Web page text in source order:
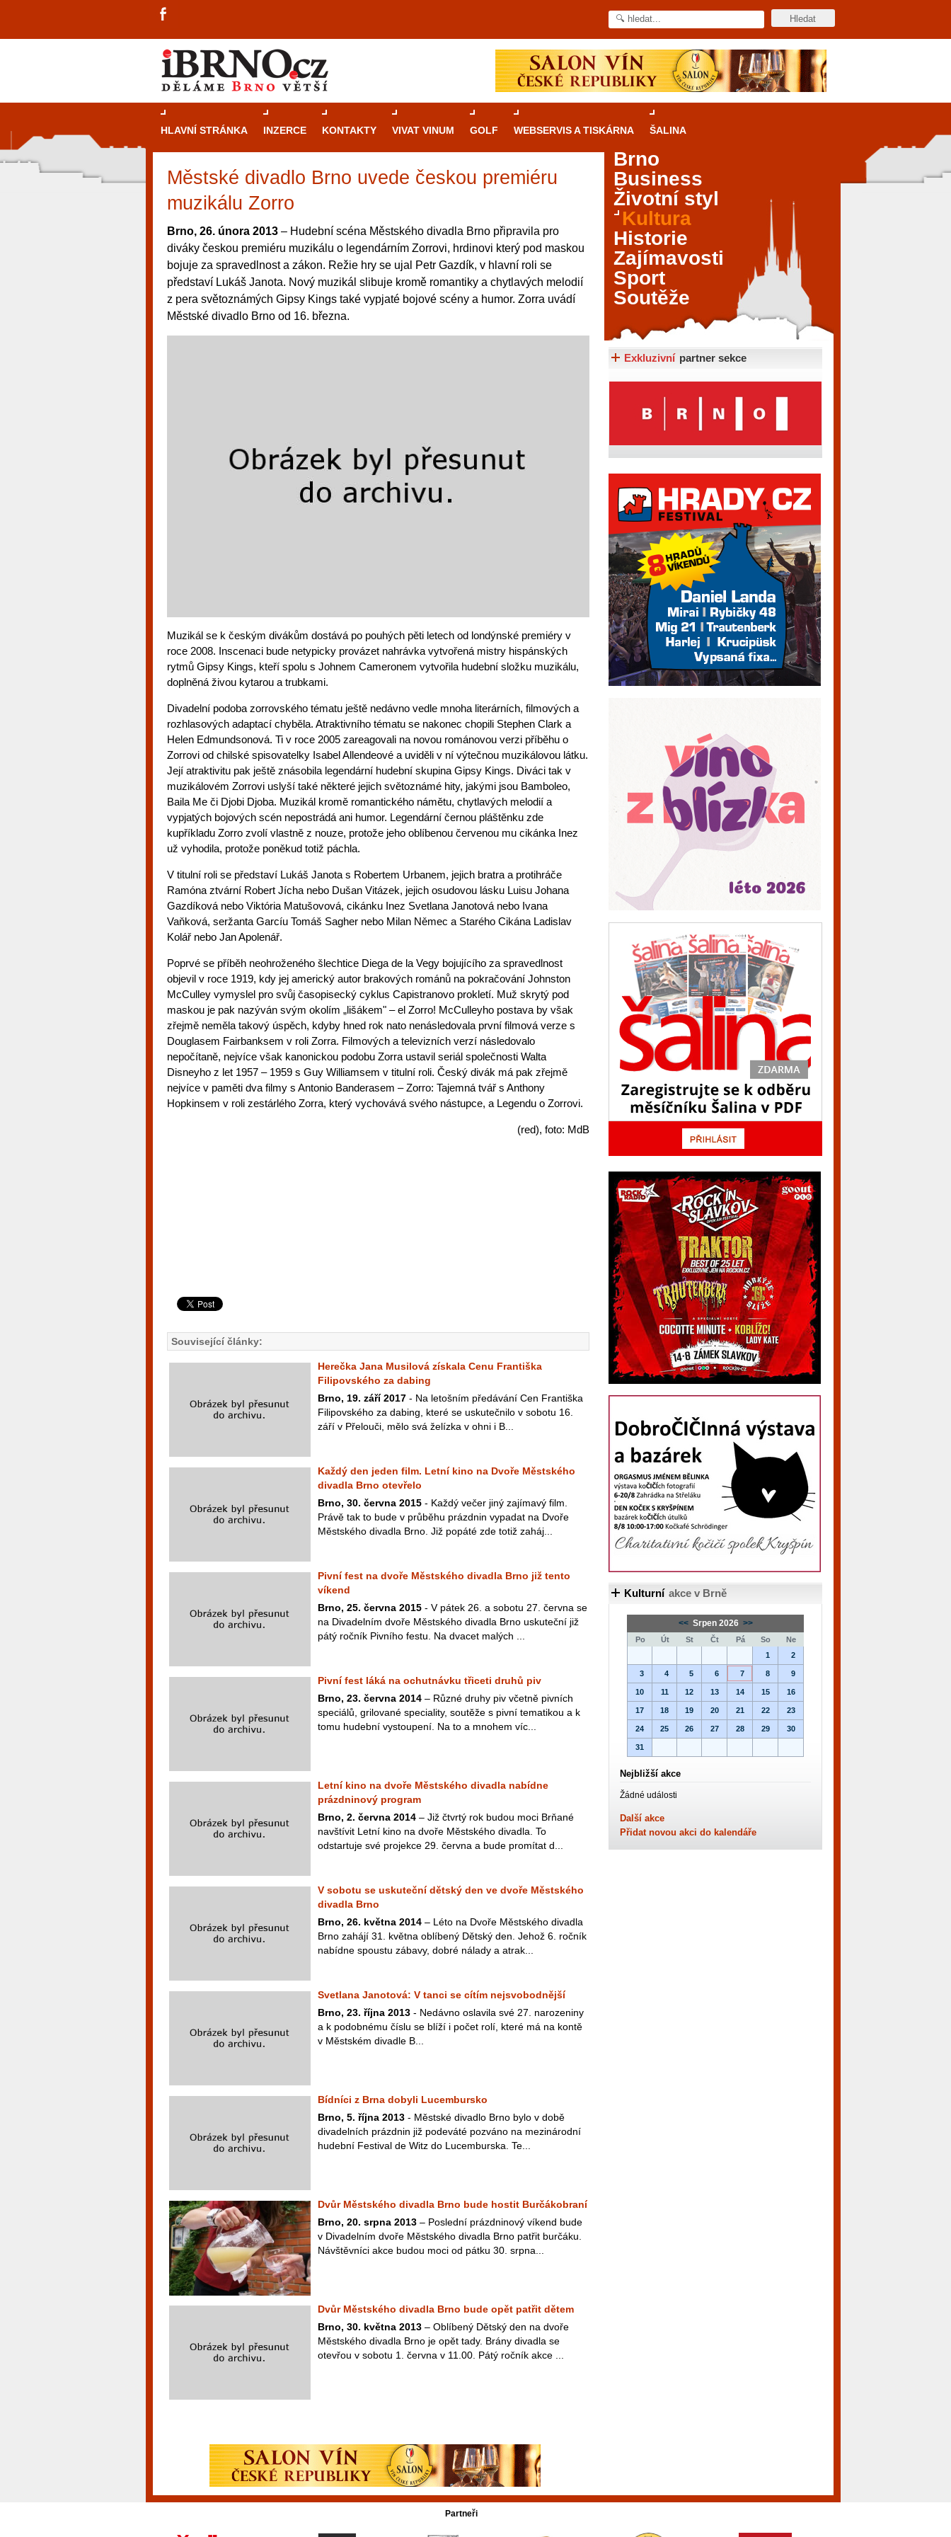
HLAVNÍ STRÁNKA INZERCE KONTAKTY VIVAT VINUM GOLF WEBSERVIS A TISKÁRNA ŠALINA
Městské divadlo Brno uvede českou premiéru
muzikálu Zorro
Brno, 26. února 2013 – Hudební scéna Městského divadla Brno připravila pro
diváky českou premiéru muzikálu o legendárním Zorrovi, hrdinovi který pod maskou
bojuje za spravedlnost a zákon. Režie hry se ujal Petr Gazdík, v hlavní roli se
představí Lukáš Janota. Nový muzikál slibuje kromě romantiky a chytlavých melodií
z pera světoznámých Gipsy Kings také vypjaté bojové scény a humor. Zorra uvádí
Městské divadlo Brno od 16. března.
Muzikál se k českým divákům dostává po pouhých pěti letech od londýnské premiéry v
roce 2008. Inscenaci bude netypicky provázet nahrávka vytvořená mistry hispánských
rytmů Gipsy Kings, kteří spolu s Johnem Cameronem vytvořila hudební složku muzikálu,
doplněná živou kytarou a trubkami.
Divadelní podoba zorrovského tématu ještě nedávno vedle mnoha literárních, filmových a
rozhlasových adaptací chyběla. Atraktivního tématu se nakonec chopili Stephen Clark a
Helen Edmundsonová. Ti v roce 2005 zareagovali na novou románovou verzi příběhu o
Zorrovi od chilské spisovatelky Isabel Allendeové a uviděli v ní výtečnou muzikálovou látku.
Její atraktivitu pak ještě znásobila legendární hudební skupina Gipsy Kings. Diváci tak v
muzikálovém Zorrovi uslyší také některé jejich světoznámé hity, jakými jsou Bamboleo,
Baila Me či Djobi Djoba. Muzikál kromě romantického námětu, chytlavých melodií a
vypjatých bojových scén nepostrádá ani humor. Legendární černou pláštěnku zde
kupříkladu Zorro zvolí vlastně z nouze, protože jeho oblíbenou červenou mu cikánka Inez
už vyhodila, protože poněkud totiž páchla.
V titulní roli se představí Lukáš Janota s Robertem Urbanem, jejich bratra a protihráče
Ramóna ztvární Robert Jícha nebo Dušan Vitázek, jejich osudovou lásku Luisu Johana
Gazdíková nebo Viktória Matušovová, cikánku Inez Svetlana Janotová nebo Ivana
Vaňková, seržanta Garcíu Tomáš Sagher nebo Milan Němec a Starého Cikána Ladislav
Kolář nebo Jan Apolenář.
Poprvé se příběh neohroženého šlechtice Diega de la Vegy bojujícího za spravedlnost
objevil v roce 1919, kdy jej americký autor brakových románů na pokračování Johnston
McCulley vymyslel pro svůj časopisecký cyklus Capistranovo prokletí. Muž skrytý pod
maskou je pak nazýván svým okolím „lišákem" – el Zorro! McCulleyho postava by však
zřejmě neměla takový úspěch, kdyby hned rok nato nenásledovala první filmová verze s
Douglasem Fairbanksem v roli Zorra. Filmových a televizních verzí následovalo
nepočítaně, nejvíce však kanonickou podobu Zorra ustavil seriál společnosti Walta
Disneyho z let 1957 – 1959 s Guy Williamsem v titulní roli. Český divák má pak zřejmě
nejvíce v paměti dva filmy s Antonio Banderasem – Zorro: Tajemná tvář s Anthony
Hopkinsem v roli zestárlého Zorra, který vychovává svého nástupce, a Legendu o Zorrovi.
(red), foto: MdB
Související články:
Herečka Jana Musilová získala Cenu Františka
Filipovského za dabing
Brno, 19. září 2017 - Na letošním předávání Cen Františka
Filipovského za dabing, které se uskutečnilo v sobotu 16.
září v Přelouči, mělo svá želízka v ohni i B...
Každý den jeden film. Letní kino na Dvoře Městského
divadla Brno otevřelo
Brno, 30. června 2015 - Každý večer jiný zajímavý film.
Právě tak to bude v průběhu prázdnin vypadat na Dvoře
Městského divadla Brno. Již popáté zde totiž zaháj...
Pivní fest na dvoře Městského divadla Brno již tento
víkend
Brno, 25. června 2015 - V pátek 26. a sobotu 27. června se
na Divadelním dvoře Městského divadla Brno uskuteční již
pátý ročník Pivního festu. Na dvacet malých ...
Pivní fest láká na ochutnávku třiceti druhů piv
Brno, 23. června 2014 – Různé druhy piv včetně pivních
speciálů, grilované speciality, soutěže s pivní tematikou a k
tomu hudební vystoupení. Na to a mnohem víc...
Letní kino na dvoře Městského divadla nabídne
prázdninový program
Brno, 2. června 2014 – Již čtvrtý rok budou moci Brňané
navštívit Letní kino na dvoře Městského divadla. To
odstartuje své projekce 29. června a bude promítat d...
V sobotu se uskuteční dětský den ve dvoře Městského
divadla Brno
Brno, 26. května 2014 – Léto na Dvoře Městského divadla
Brno zahájí 31. května oblíbený Dětský den. Jehož 6. ročník
nabídne spoustu zábavy, dobré nálady a atrak...
Svetlana Janotová: V tanci se cítím nejsvobodnější
Brno, 23. října 2013 - Nedávno oslavila své 27. narozeniny
a k podobnému číslu se blíží i počet rolí, které má na kontě
v Městském divadle B...
Bídníci z Brna dobyli Lucembursko
Brno, 5. října 2013 - Městské divadlo Brno bylo v době
divadelních prázdnin již podeváté pozváno na mezinárodní
hudební Festival de Witz do Lucemburska. Te...
Dvůr Městského divadla Brno bude hostit Burčákobraní
Brno, 20. srpna 2013 – Poslední prázdninový víkend bude
v Divadelním dvoře Městského divadla Brno patřit burčáku.
Návštěvníci akce budou moci od pátku 30. srpna...
Dvůr Městského divadla Brno bude opět patřit dětem
Brno, 30. května 2013 – Oblíbený Dětský den na dvoře
Městského divadla Brno je opět tady. Brány divadla se
otevřou v sobotu 1. června v 11.00. Pátý ročník akce ...
Průvodcekasinovými hrami v Brně: Od
Brno je městem známým pro zajímavé památky, skvělé
restaurace, divadla a univerzity. Mimo jiné je ale také
místem, kde si můžete legálně a bezpečně vyzkoušet
různé kasinové hry. V neustále kvetoucí moravské
metropoli naleznete širokou nabídku her od klasické
rulety až po moderní automaty jak pro pravidelné
návštěvníky, tak pro příležitostné hráče. V...
Brno
Business
Životní styl
Kultura
Historie
Zajímavosti
Sport
Soutěže
Exkluzivní partner sekce
Kulturní akce v Brně
<< Srpen 2026 >>
Po Út St Čt Pá So
Ne
1
2
3 4 5 6 7 8 9
10 11 12 13 14 15 16
17 18 19 20 21 22 23
24 25 26 27 28 29 30
31
Nejbližší akce
Žádné události
Další akce
Přidat novou akci do kalendáře
Partneři